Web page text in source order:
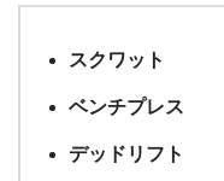
スクワット
ベンチプレス
デッドリフト